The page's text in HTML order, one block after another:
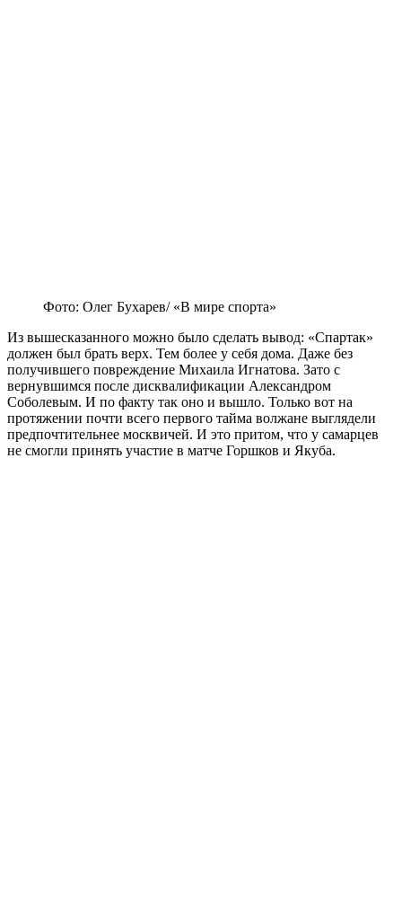
Фото: Олег Бухарев/ «В мире спорта»
Из вышесказанного можно было сделать вывод: «Спартак»
должен был брать верх. Тем более у себя дома. Даже без
получившего повреждение Михаила Игнатова. Зато с
вернувшимся после дисквалификации Александром
Соболевым. И по факту так оно и вышло. Только вот на
протяжении почти всего первого тайма волжане выглядели
предпочтительнее москвичей. И это притом, что у самарцев
не смогли принять участие в матче Горшков и Якуба.